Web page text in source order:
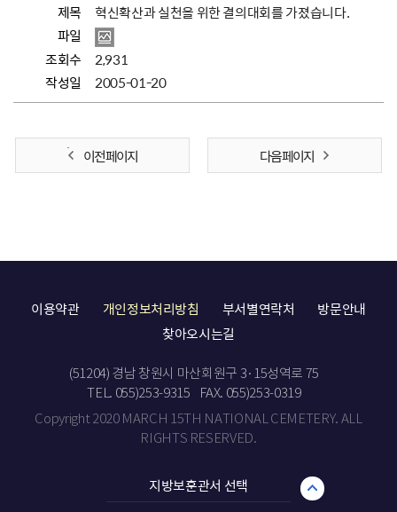
제목
혁신확산과 실천을 위한 결의대회를 가졌습니다.
파일
조회수
2,931
작성일
2005-01-20
이전 페이지 다음 페이지
이용약관 개인정보처리방침 부서별연락처
방문안내
찾아오시는길
(51204) 경남 창원시 마산회원구 3·15성역로 75
TEL. 055)253-9315
FAX. 055)253-0319
Copyright 2020 MARCH 15TH NATIONAL CEMETERY. ALL
RIGHTS RESERVED.
지방보훈관서 선택